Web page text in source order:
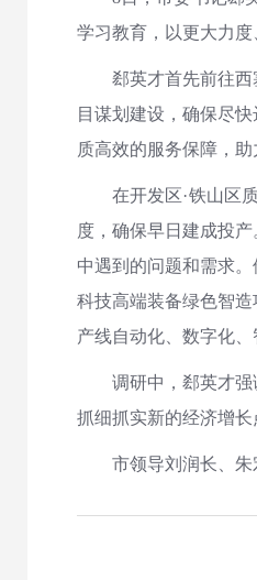
学习教育，以更大力度
郄英才首先前往
目谋划建设，确保尽
质高效的服务保障，助
在开发区·铁山区
度，确保早日建成投
中遇到的问题和需求
科技高端装备绿色智
产线自动化、数字化、
调研中，郄英才
抓细抓实新的经济增
市领导刘润长、